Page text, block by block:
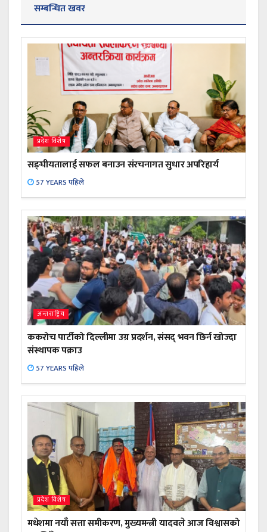
सम्बन्धित खवर
प्रदेश विशेष
सङ्घीयतालाई सफल बनाउन संरचनागत सुधार अपरिहार्य
57 YEARS पहिले
अन्तराष्ट्रिय
ककरोच पार्टीको दिल्लीमा उग्र प्रदर्शन, संसद् भवन छिर्न खोज्दा
संस्थापक पक्राउ
57 YEARS पहिले
प्रदेश विशेष
मधेशमा नयाँ सत्ता समीकरण, मुख्यमन्त्री यादवले आज विश्वासको